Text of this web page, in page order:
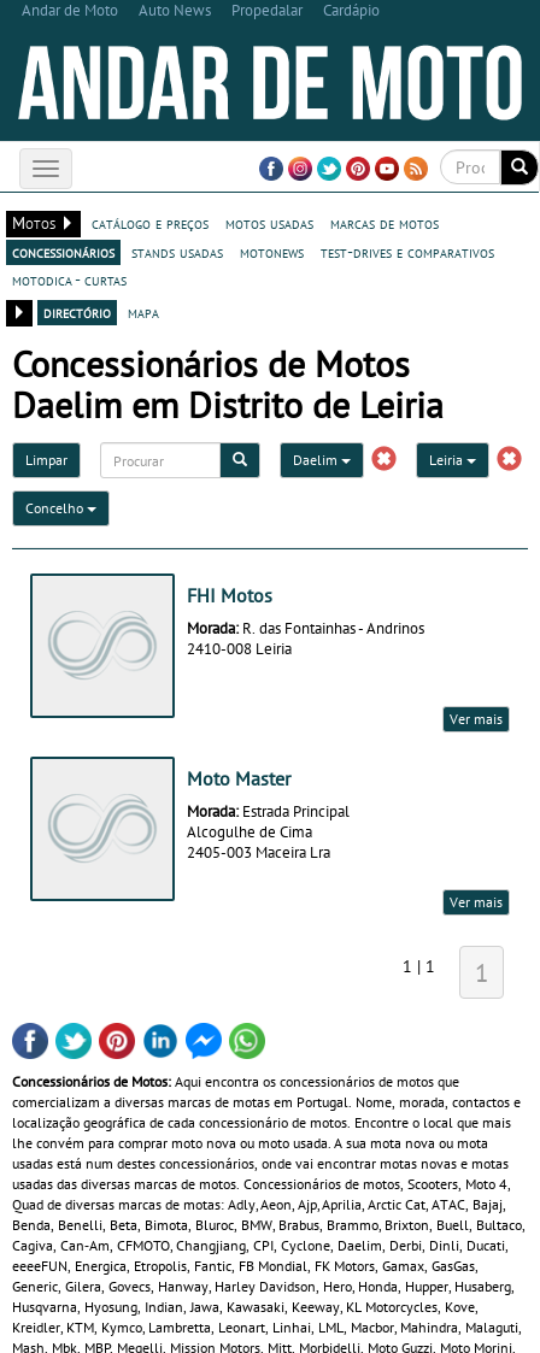
Andar de Moto Auto News Propedalar Cardápio
Toggle
navigation
Motos
catálogo e preços motos usadas
marcas de motos
concessionários
stands usadas motonews
test-drives e comparativos
motodica - curtas
directório
mapa
Concessionários de Motos
Daelim em Distrito de Leiria
Limpar Daelim Leiria
Concelho
FHI Motos
Morada: R. das Fontainhas - Andrinos
2410-008 Leiria
Ver mais
Moto Master
Morada: Estrada Principal
Alcogulhe de Cima
2405-003 Maceira Lra
Ver mais
1 | 1 1
Concessionários de Motos: Aqui encontra os concessionários de motos que
comercializam a diversas marcas de motas em Portugal. Nome, morada, contactos e
localização geográfica de cada concessionário de motos. Encontre o local que mais
lhe convém para comprar moto nova ou moto usada. A sua mota nova ou mota
usadas está num destes concessionários, onde vai encontrar motas novas e motas
usadas das diversas marcas de motos. Concessionários de motos, Scooters, Moto 4,
Quad de diversas marcas de motas: Adly, Aeon, Ajp, Aprilia, Arctic Cat, ATAC, Bajaj,
Benda, Benelli, Beta, Bimota, Bluroc, BMW, Brabus, Brammo, Brixton, Buell, Bultaco,
Cagiva, Can‑Am, CFMOTO, Changjiang, CPI, Cyclone, Daelim, Derbi, Dinli, Ducati,
eeeeFUN, Energica, Etropolis, Fantic, FB Mondial, FK Motors, Gamax, GasGas,
Generic, Gilera, Govecs, Hanway, Harley Davidson, Hero, Honda, Hupper, Husaberg,
Husqvarna, Hyosung, Indian, Jawa, Kawasaki, Keeway, KL Motorcycles, Kove,
Kreidler, KTM, Kymco, Lambretta, Leonart, Linhai, LML, Macbor, Mahindra, Malaguti,
Mash, Mbk, MBP, Megelli, Mission Motors, Mitt, Morbidelli, Moto Guzzi, Moto Morini,